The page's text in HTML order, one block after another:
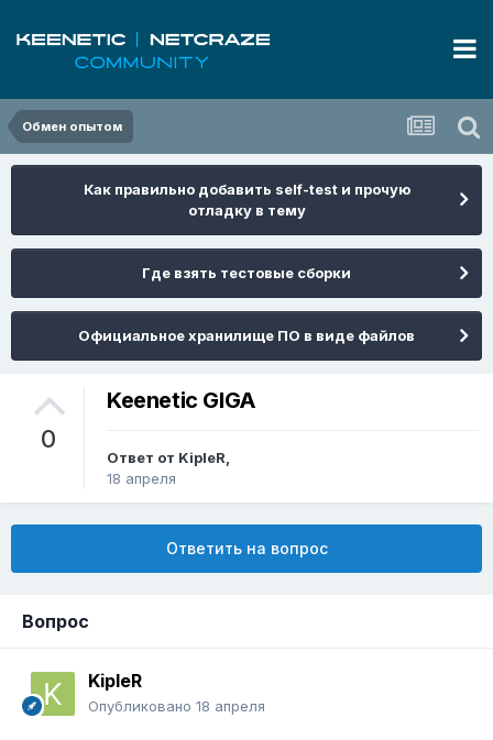
Обмен опытом
Как правильно добавить self-test и прочую
отладку в тему
Где взять тестовые сборки
Официальное хранилище ПО в виде файлов
0
Keenetic GIGA
Ответ от KipleR,
18 апреля
Ответить на вопрос
Вопрос
KipleR
Опубликовано 18 апреля